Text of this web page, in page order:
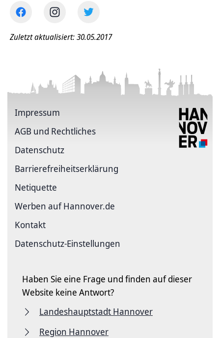
Zuletzt aktualisiert: 30.05.2017
Impressum
AGB und Rechtliches
Datenschutz
Barriere­freiheits­erklärung
Netiquette
Werben auf Hannover.de
Kontakt
Datenschutz-Einstellungen
Haben Sie eine Frage und finden auf dieser
Website keine Antwort?
Landeshauptstadt Hannover
Region Hannover